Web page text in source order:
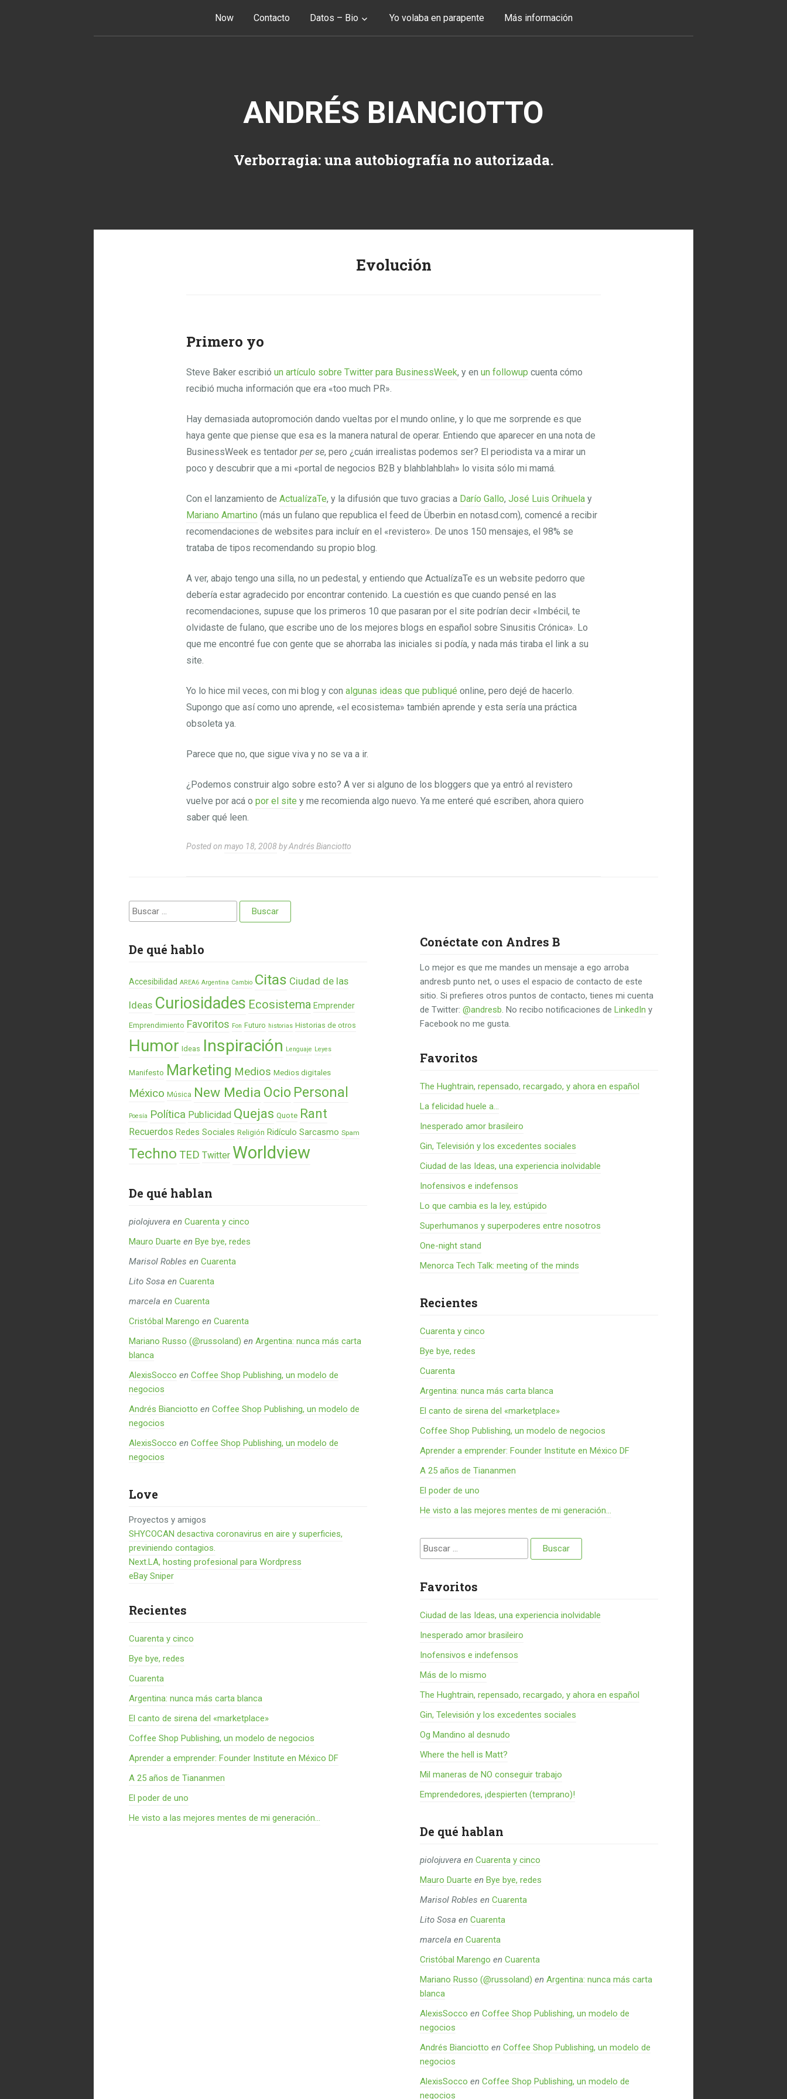
Now Contacto Datos – Bio Yo volaba en parapente Más información
ANDRÉS BIANCIOTTO
Verborragia: una autobiografía no autorizada.
Evolución
Primero yo
Steve Baker escribió un artículo sobre Twitter para BusinessWeek, y en un followup cuenta cómo
recibió mucha información que era «too much PR».
Hay demasiada autopromoción dando vueltas por el mundo online, y lo que me sorprende es que
haya gente que piense que esa es la manera natural de operar. Entiendo que aparecer en una nota de
BusinessWeek es tentador per se, pero ¿cuán irrealistas podemos ser? El periodista va a mirar un
poco y descubrir que a mi «portal de negocios B2B y blahblahblah» lo visita sólo mi mamá.
Con el lanzamiento de ActualízaTe, y la difusión que tuvo gracias a Darío Gallo, José Luis Orihuelay
Mariano Amartino (más un fulano que republica el feed de Überbin en notasd.com), comencé a recibir
recomendaciones de websites para incluír en el «revistero». De unos 150 mensajes, el 98% se
trataba de tipos recomendando su propio blog.
A ver, abajo tengo una silla, no un pedestal, y entiendo que ActualízaTe es un website pedorro que
debería estar agradecido por encontrar contenido. La cuestión es que cuando pensé en las
recomendaciones, supuse que los primeros 10 que pasaran por el site podrían decir «Imbécil, te
olvidaste de fulano, que escribe uno de los mejores blogs en español sobre Sinusitis Crónica». Lo
que me encontré fue con gente que se ahorraba las iniciales si podía, y nada más tiraba el link a su
site.
Yo lo hice mil veces, con mi blog y con algunas ideas que publiqué online, pero dejé de hacerlo.
Supongo que así como uno aprende, «el ecosistema» también aprende y esta sería una práctica
obsoleta ya.
Parece que no, que sigue viva y no se va a ir.
¿Podemos construir algo sobre esto? A ver si alguno de los bloggers que ya entró al revistero
vuelve por acá o por el site y me recomienda algo nuevo. Ya me enteré qué escriben, ahora quiero
saber qué leen.
Posted on mayo 18, 2008 byAndrés Bianciotto
Buscar:
De qué hablo
Accesibilidad AREA6 Argentina Cambio Citas Ciudad de las
Ideas Curiosidades Ecosistema Emprender
Emprendimiento Favoritos Fon Futuro historias Historias de otros
Humor Ideas Inspiración Lenguaje Leyes
Manifesto Marketing Medios Medios digitales
México Música New Media Ocio Personal
Poesía Política Publicidad Quejas Quote Rant
Recuerdos Redes Sociales Religión Ridículo Sarcasmo Spam
Techno TED Twitter Worldview
De qué hablan
piolojuvera en Cuarenta y cinco
Mauro Duarte en Bye bye, redes
Marisol Robles en Cuarenta
Lito Sosa en Cuarenta
marcela en Cuarenta
Cristóbal Marengo en Cuarenta
Mariano Russo (@russoland) en Argentina: nunca más carta
blanca
AlexisSocco en Coffee Shop Publishing, un modelo de
negocios
Andrés Bianciotto en Coffee Shop Publishing, un modelo de
negocios
AlexisSocco en Coffee Shop Publishing, un modelo de
negocios
Love
Proyectos y amigos
SHYCOCAN desactiva coronavirus en aire y superficies,
previniendo contagios.
Next.LA, hosting profesional para Wordpress
eBay Sniper
Recientes
Cuarenta y cinco
Bye bye, redes
Cuarenta
Argentina: nunca más carta blanca
El canto de sirena del «marketplace»
Coffee Shop Publishing, un modelo de negocios
Aprender a emprender: Founder Institute en México DF
A 25 años de Tiananmen
El poder de uno
He visto a las mejores mentes de mi generación…
Conéctate con Andres B
Lo mejor es que me mandes un mensaje a ego arroba
andresb punto net, o uses el espacio de contacto de este
sitio. Si prefieres otros puntos de contacto, tienes mi cuenta
de Twitter:@andresb. No recibo notificaciones deLinkedIn y
Facebook no me gusta.
Favoritos
The Hughtrain, repensado, recargado, y ahora en español
La felicidad huele a...
Inesperado amor brasileiro
Gin, Televisión y los excedentes sociales
Ciudad de las Ideas, una experiencia inolvidable
Inofensivos e indefensos
Lo que cambia es la ley, estúpido
Superhumanos y superpoderes entre nosotros
One-night stand
Menorca Tech Talk: meeting of the minds
Recientes
Cuarenta y cinco
Bye bye, redes
Cuarenta
Argentina: nunca más carta blanca
El canto de sirena del «marketplace»
Coffee Shop Publishing, un modelo de negocios
Aprender a emprender: Founder Institute en México DF
A 25 años de Tiananmen
El poder de uno
He visto a las mejores mentes de mi generación…
Buscar:
Favoritos
Ciudad de las Ideas, una experiencia inolvidable
Inesperado amor brasileiro
Inofensivos e indefensos
Más de lo mismo
The Hughtrain, repensado, recargado, y ahora en español
Gin, Televisión y los excedentes sociales
Og Mandino al desnudo
Where the hell is Matt?
Mil maneras de NO conseguir trabajo
Emprendedores, ¡despierten (temprano)!
De qué hablan
piolojuvera enCuarenta y cinco
Mauro Duarte enBye bye, redes
Marisol Robles enCuarenta
Lito Sosa enCuarenta
marcela enCuarenta
Cristóbal Marengo enCuarenta
Mariano Russo (@russoland) enArgentina: nunca más carta
blanca
AlexisSocco enCoffee Shop Publishing, un modelo de
negocios
Andrés Bianciotto enCoffee Shop Publishing, un modelo de
negocios
AlexisSocco enCoffee Shop Publishing, un modelo de
negocios